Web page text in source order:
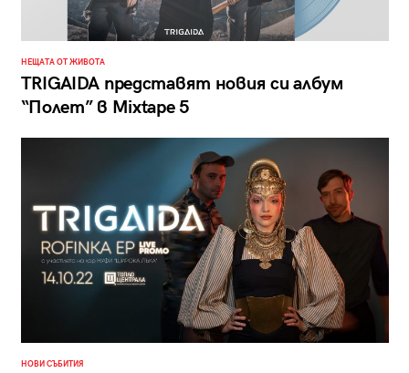
НЕЩАТА ОТ ЖИВОТА
TRIGAIDA представят новия си албум
“Полет” в Mixtape 5
НОВИ СЪБИТИЯ